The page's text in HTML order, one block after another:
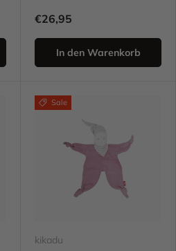
€26,95
In den Warenkorb
Sale
kikadu